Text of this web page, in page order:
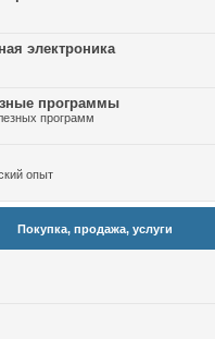
электроника
программы
программ
опыт
Покупка, продажа, услуги